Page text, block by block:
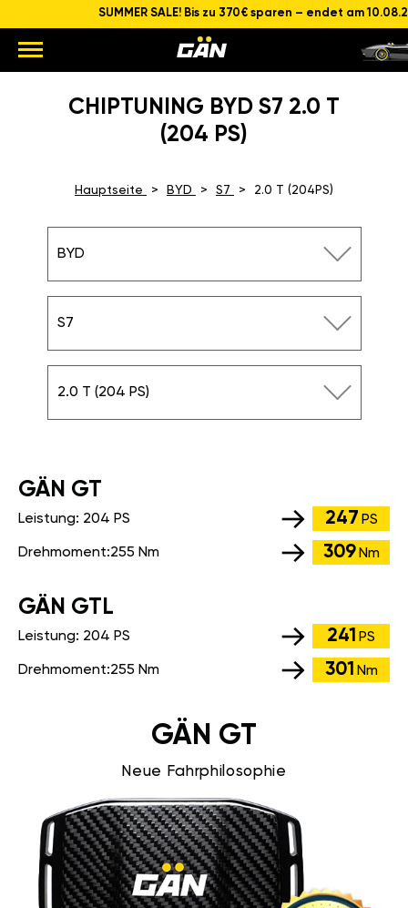
SUMMER SALE! Bis zu 370€ sparen – endet am
CHIPTUNING BYD S7 2.0 T
(204 PS)
Hauptseite BYD S7 2.0 T (204PS)
BYD
S7
2.0 T (204 PS)
GÄN GT
Leistung: 204 PS 247 PS
Drehmoment:255 Nm 309 Nm
GÄN GTL
Leistung: 204 PS 241 PS
Drehmoment:255 Nm 301 Nm
GÄN GT
Neue Fahrphilosophie